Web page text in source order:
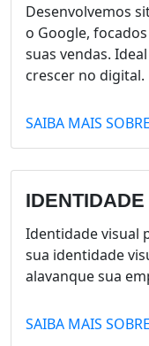
Desenvolvemos
o Google,
suas vendas.
crescer no digital.
SAIBA MAIS
Identidade visual
sua identidade
alavanque sua
SAIBA MAIS